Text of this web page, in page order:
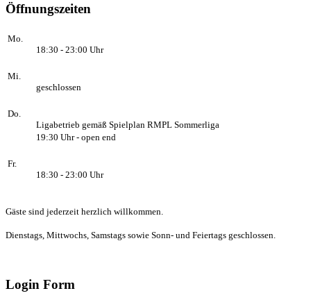
Öffnungszeiten
Mo.
18:30 - 23:00 Uhr
Mi.
geschlossen
Do.
Ligabetrieb gemäß Spielplan RMPL Sommerliga
19:30 Uhr - open end
Fr.
18:30 - 23:00 Uhr
Gäste sind jederzeit herzlich willkommen.
Dienstags, Mittwochs, Samstags sowie Sonn- und Feiertags geschlossen.
Login Form